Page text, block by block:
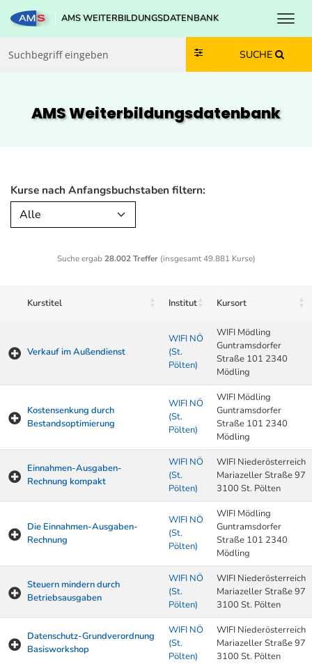
Zum Inhalt springen
Zum Navmenü springen
Zur Suche springen
Zur Footer springen
AMS WEITERBILDUNGSDATENBANK
SUCHE
AMS Weiterbildungs­datenbank
Kurse nach Anfangsbuchstaben filtern:
Alle
Suche ergab 28.002 Treffer(insgesamt 49.881 Kurse)
Kurstitel Institut Kursort
Verkauf im Außendienst
WIFI NÖ
(St.
Pölten)
WIFI Mödling
Guntramsdorfer
Straße 101 2340
Mödling
Kostensenkung durch
Bestandsoptimierung
WIFI NÖ
(St.
Pölten)
WIFI Mödling
Guntramsdorfer
Straße 101 2340
Mödling
Einnahmen-Ausgaben-
Rechnung kompakt
WIFI NÖ
(St.
Pölten)
WIFI Niederösterreich
Mariazeller Straße 97
3100 St. Pölten
Die Einnahmen-Ausgaben-
Rechnung
WIFI NÖ
(St.
Pölten)
WIFI Mödling
Guntramsdorfer
Straße 101 2340
Mödling
Steuern mindern durch
Betriebsausgaben
WIFI NÖ
(St.
Pölten)
WIFI Niederösterreich
Mariazeller Straße 97
3100 St. Pölten
Datenschutz-Grundverordnung
Basisworkshop
WIFI NÖ
(St.
Pölten)
WIFI Niederösterreich
Mariazeller Straße 97
3100 St. Pölten